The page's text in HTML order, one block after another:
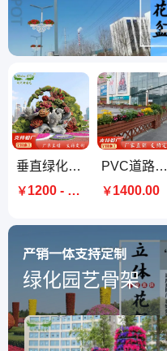
垂直绿化公司 立体景观花坛 立体绿化造型 五色草仿真绿雕 厂家
￥1200 - 1200
PVC道路组合花箱/绿化带种植槽/马槽花盆市政绿化（长条）
￥1400.00
产销一体支持定制
绿化园艺骨架